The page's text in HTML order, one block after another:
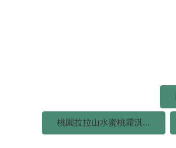
桃園拉拉山水蜜桃霜淇...